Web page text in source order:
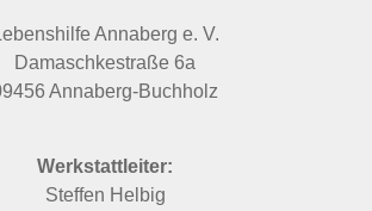
Annaberg e. V.
Damaschkestraße 6a
Annaberg-Buchholz
Werkstattleiter:
Steffen Helbig